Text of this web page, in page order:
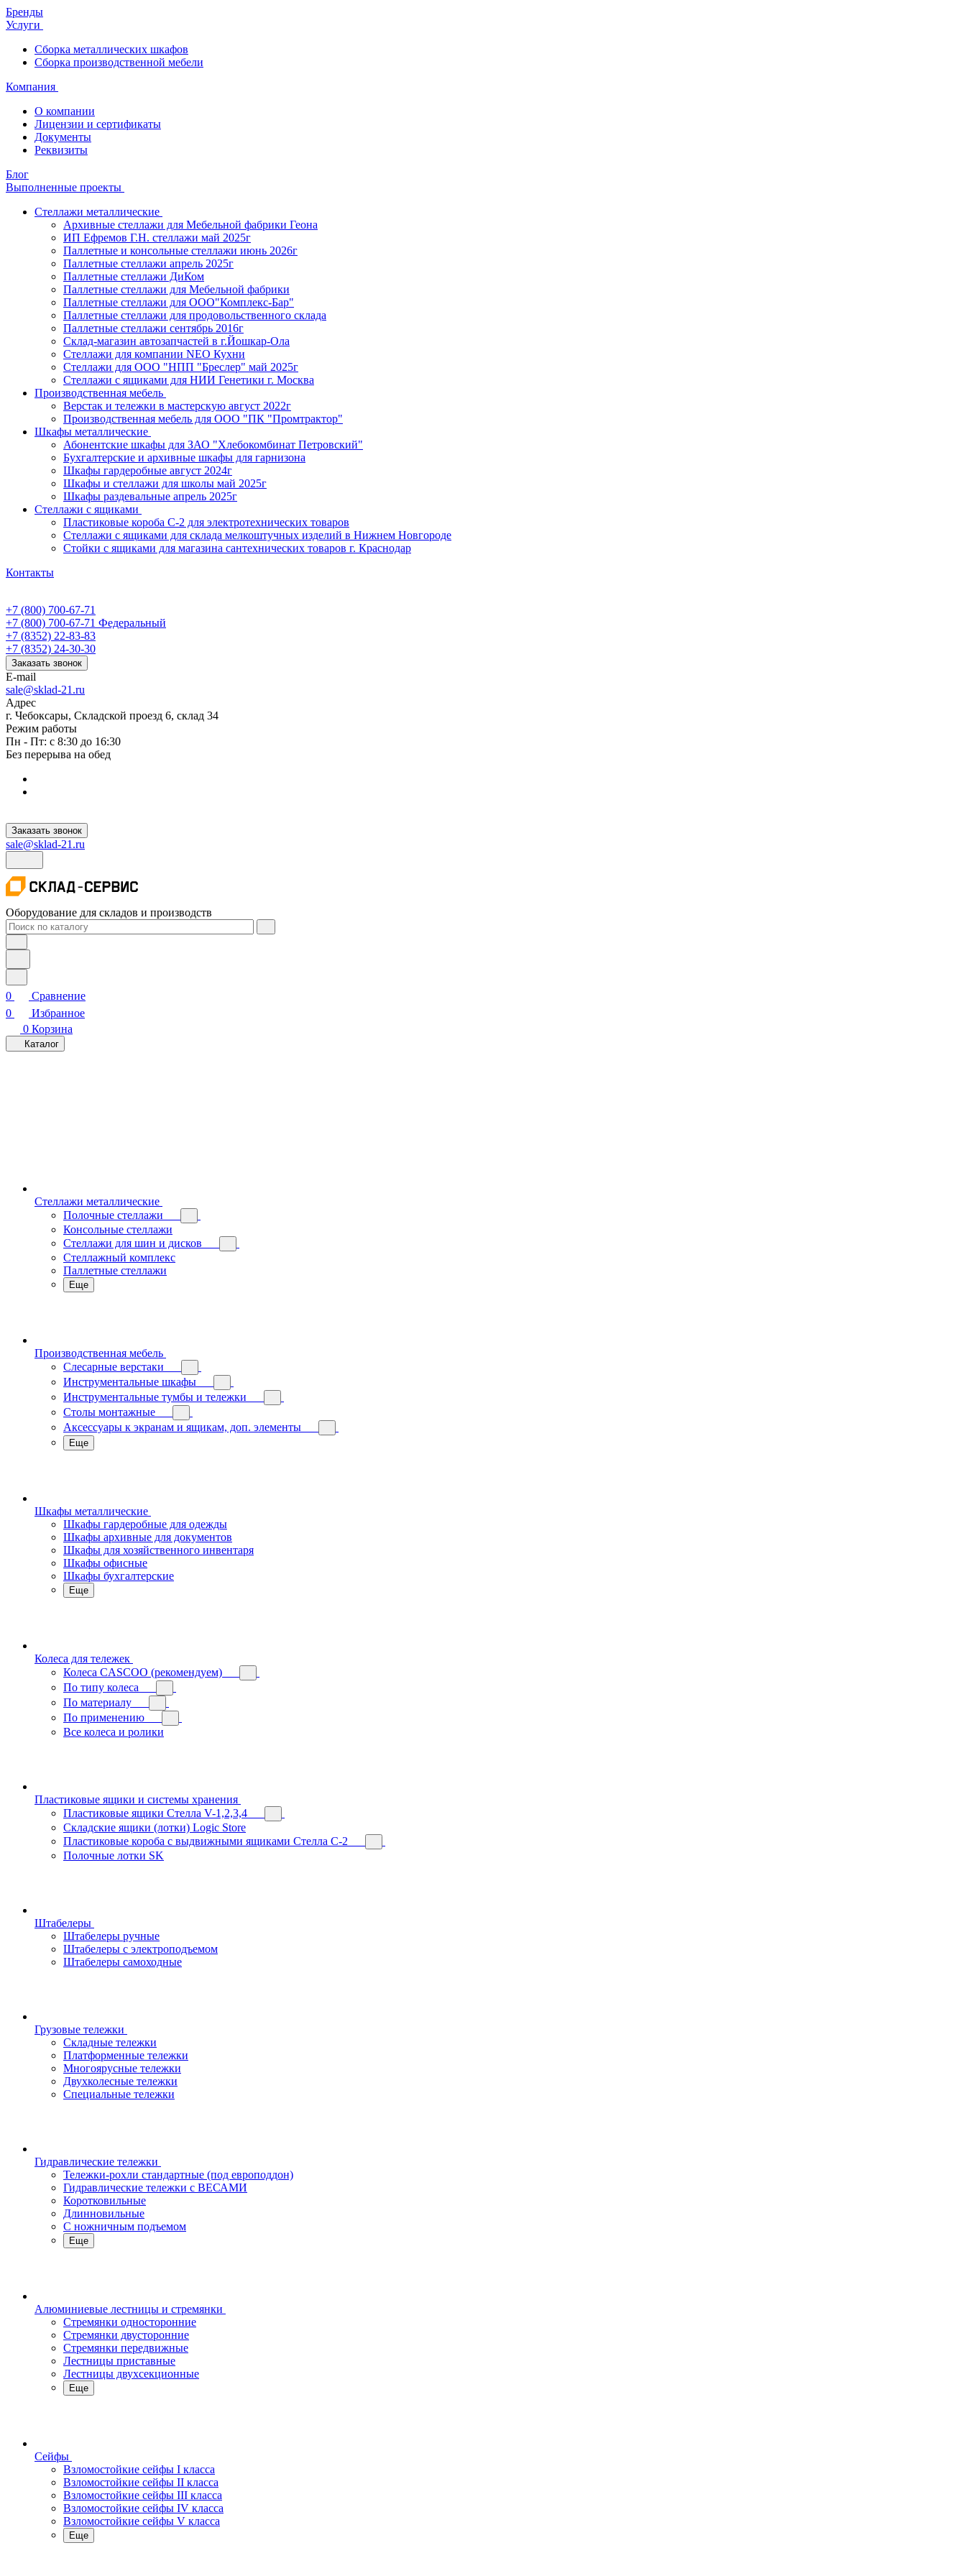
Бренды
Услуги
Сборка металлических шкафов
Сборка производственной мебели
Компания
О компании
Лицензии и сертификаты
Документы
Реквизиты
Блог
Выполненные проекты
Стеллажи металлические
Архивные стеллажи для Мебельной фабрики Геона
ИП Ефремов Г.Н. стеллажи май 2025г
Паллетные и консольные стеллажи июнь 2026г
Паллетные стеллажи апрель 2025г
Паллетные стеллажи ДиКом
Паллетные стеллажи для Мебельной фабрики
Паллетные стеллажи для ООО"Комплекс-Бар"
Паллетные стеллажи для продовольственного склада
Паллетные стеллажи сентябрь 2016г
Склад-магазин автозапчастей в г.Йошкар-Ола
Стеллажи для компании NEO Кухни
Стеллажи для ООО "НПП "Бреслер" май 2025г
Стеллажи с ящиками для НИИ Генетики г. Москва
Производственная мебель
Верстак и тележки в мастерскую август 2022г
Производственная мебель для ООО "ПК "Промтрактор"
Шкафы металлические
Абонентские шкафы для ЗАО "Хлебокомбинат Петровский"
Бухгалтерские и архивные шкафы для гарнизона
Шкафы гардеробные август 2024г
Шкафы и стеллажи для школы май 2025г
Шкафы раздевальные апрель 2025г
Стеллажи с ящиками
Пластиковые короба С-2 для электротехнических товаров
Стеллажи с ящиками для склада мелкоштучных изделий в Нижнем Новгороде
Стойки с ящиками для магазина сантехнических товаров г. Краснодар
Контакты
+7 (800) 700-67-71
+7 (800) 700-67-71 Федеральный
+7 (8352) 22-83-83
+7 (8352) 24-30-30
Заказать звонок
E-mail
sale@sklad-21.ru
Адрес
г. Чебоксары, Складской проезд 6, склад 34
Режим работы
Пн - Пт: с 8:30 до 16:30
Без перерыва на обед
Заказать звонок
sale@sklad-21.ru
Оборудование для складов и производств
0
Сравнение
0
Избранное
0 Корзина
Каталог
Стеллажи металлические
Полочные стеллажи
Консольные стеллажи
Стеллажи для шин и дисков
Стеллажный комплекс
Паллетные стеллажи
Еще
Производственная мебель
Слесарные верстаки
Инструментальные шкафы
Инструментальные тумбы и тележки
Столы монтажные
Аксессуары к экранам и ящикам, доп. элементы
Еще
Шкафы металлические
Шкафы гардеробные для одежды
Шкафы архивные для документов
Шкафы для хозяйственного инвентаря
Шкафы офисные
Шкафы бухгалтерские
Еще
Колеса для тележек
Колеса CASCOO (рекомендуем)
По типу колеса
По материалу
По применению
Все колеса и ролики
Пластиковые ящики и системы хранения
Пластиковые ящики Стелла V-1,2,3,4
Складские ящики (лотки) Logiс Store
Пластиковые короба с выдвижными ящиками Стелла С-2
Полочные лотки SK
Штабелеры
Штабелеры ручные
Штабелеры с электроподъемом
Штабелеры самоходные
Грузовые тележки
Складные тележки
Платформенные тележки
Многоярусные тележки
Двухколесные тележки
Специальные тележки
Гидравлические тележки
Тележки-рохли стандартные (под европоддон)
Гидравлические тележки с ВЕСАМИ
Коротковильные
Длинновильные
С ножничным подъемом
Еще
Алюминиевые лестницы и стремянки
Стремянки односторонние
Стремянки двусторонние
Стремянки передвижные
Лестницы приставные
Лестницы двухсекционные
Еще
Сейфы
Взломостойкие сейфы I класса
Взломостойкие сейфы II класса
Взломостойкие сейфы III класса
Взломостойкие сейфы IV класса
Взломостойкие сейфы V класса
Еще